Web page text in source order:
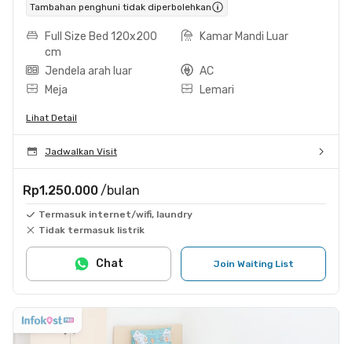
Tambahan penghuni tidak diperbolehkan
Full Size Bed 120x200
cm
Kamar Mandi Luar
Jendela arah luar
AC
Meja
Lemari
Lihat Detail
Jadwalkan Visit
Rp1.250.000 /bulan
Termasuk internet/wifi, laundry
Tidak termasuk listrik
Join Waiting List
Chat